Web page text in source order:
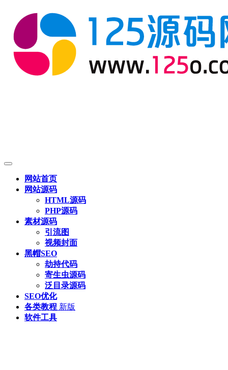
网站首页
网站源码
HTML源码
PHP源码
素材源码
引流图
视频封面
黑帽SEO
劫持代码
寄生虫源码
泛目录源码
SEO优化
各类教程 新版
软件工具